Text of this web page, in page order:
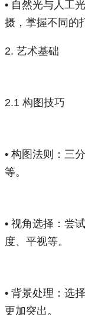
• 自然光与人工
摄，掌握不同的
2. 艺术基础
2.1 构图技巧
• 构图法则：三
等。
• 视角选择：尝
度、平视等。
• 背景处理：选
更加突出。